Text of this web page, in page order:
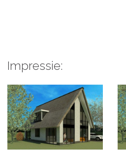
Impressie: